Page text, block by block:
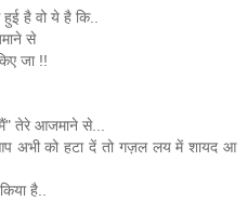
है वो ये है कि..
से
जा !!
तेरे आजमाने से...
अभी को हटा दें तो गज़ल लय में शायद आ
है..